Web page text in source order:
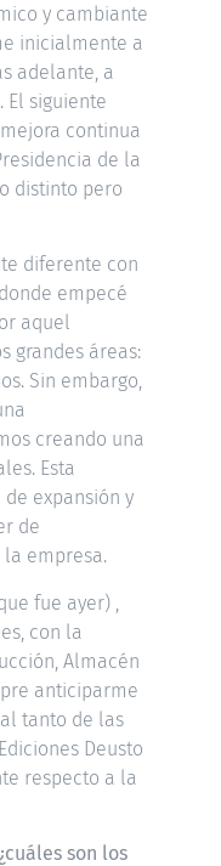
y cambiante
inicialmente a
adelante, a
El siguiente
continua
de la
distinto pero
diferente con
empecé
aquel
grandes áreas:
Sin embargo,
creando una
Esta
expansión y
de
empresa.
fue ayer) ,
con la
Almacén
anticiparme
tanto de las
Deusto
respecto a la
son los